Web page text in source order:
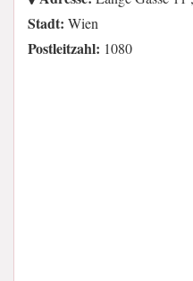
Stadt: Wien
Postleitzahl: 1080